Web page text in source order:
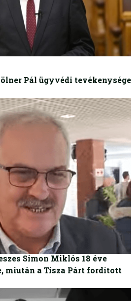
Pál ügyvédi tevékenysége
Simon Miklós 18 éve
miután a Tisza Párt fordított